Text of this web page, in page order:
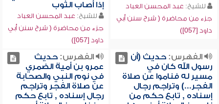
للشيخ: عبد المحسن العباد
جزء من محاضرة ( شرح سنن أبي
داود [057])
إذا أصاب الثوب
للشيخ: عبد المحسن العباد
جزء من محاضرة ( شرح سنن أبي
داود [057])
الفهرس:حديث (أن
رسول الله كان في
مسير له فناموا عن صلاة
الفجر...) وتراجم رجال
إسناده , تابع حكم من
الفهرس:حديث
عمرو بن أمية الضمري
في نوم النبي والصحابة
عن صلاة الفجر وتراجم
رجال إسناده , تابع حكم